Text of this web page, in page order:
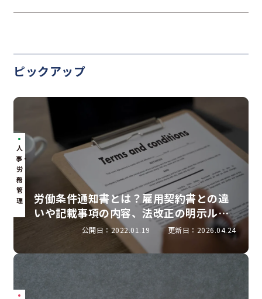
ピックアップ
人
事・
労
務
管
理
労働条件通知書とは？雇用契約書との違
いや記載事項の内容、法改正の明示ルー
ルを解説
公開日：2022.01.19 更新日：2026.04.24